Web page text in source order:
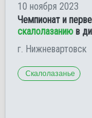
10 ноября 2023
Чемпионат и
скалолазанию в
г. Нижневартовск
Скалолазанье